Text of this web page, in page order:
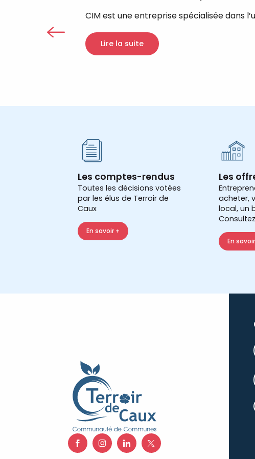
CIM est une entreprise spécialisée dans
Lire la suite
Les comptes-rendus
Toutes les décisions votées
par les élus de Terroir de
Caux
En savoir +
Les
acheter,
local, un
En